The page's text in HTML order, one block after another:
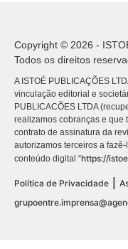
Copyright © 2026 -
Todos os direitos
A ISTOÉ PUBLICAÇÕES
vinculação editorial e
PUBLICACÕES LTDA
realizamos cobranças e que
contrato de assinatura da
autorizamos terceiros a
conteúdo digital “https://
Política de Privacidade